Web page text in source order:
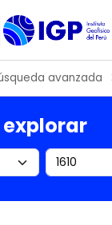
Biblioteca
avanzada
explorar
by: Buscar